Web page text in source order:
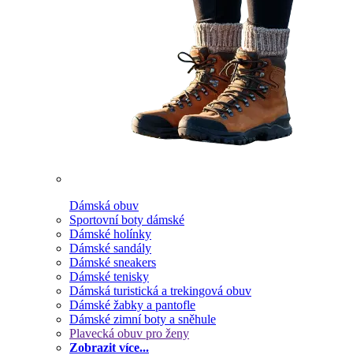
Dámská obuv
Sportovní boty dámské
Dámské holínky
Dámské sandály
Dámské sneakers
Dámské tenisky
Dámská turistická a trekingová obuv
Dámské žabky a pantofle
Dámské zimní boty a sněhule
Plavecká obuv pro ženy
Zobrazit více...